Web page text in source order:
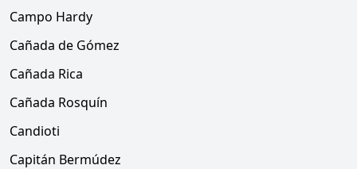
Campo Hardy
Cañada de Gómez
Cañada Rica
Cañada Rosquín
Candioti
Capitán Bermúdez